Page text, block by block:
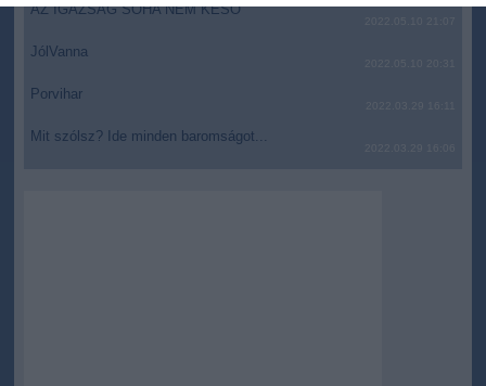
AZ IGAZSÁG SOHA NEM KÉSŐ
JólVanna
Porvihar
Mit szólsz? Ide minden baromságot...